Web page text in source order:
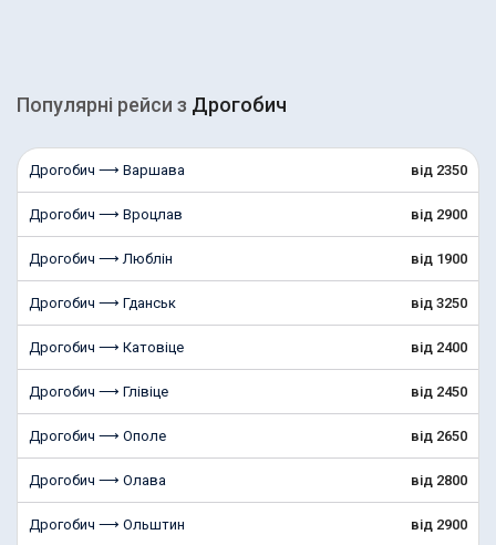
Популярні рейcи з Дрогобич
Дрогобич ⟶ Варшава від 2350
Дрогобич ⟶ Вроцлав від 2900
Дрогобич ⟶ Люблін від 1900
Дрогобич ⟶ Гданськ від 3250
Дрогобич ⟶ Катовіце від 2400
Дрогобич ⟶ Глівіце від 2450
Дрогобич ⟶ Ополе від 2650
Дрогобич ⟶ Олава від 2800
Дрогобич ⟶ Ольштин від 2900